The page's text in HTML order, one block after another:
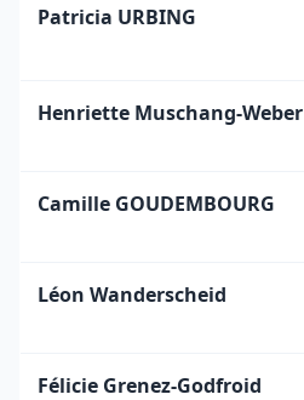
Patricia URBING
Henriette Muschang-Weber
Camille GOUDEMBOURG
Léon Wanderscheid
Félicie Grenez-Godfroid